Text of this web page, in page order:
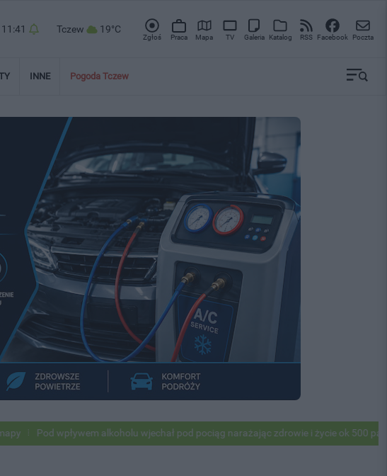
11:41 Tczew 19°C
Zgłoś Praca Mapa TV Galeria Katalog RSS Facebook Poczta
INNE Pogoda Tczew
alkoholu wjechał pod pociąg narażając zdrowie i życie ok 500 pasażerów!